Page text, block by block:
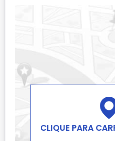
CLIQUE PARA